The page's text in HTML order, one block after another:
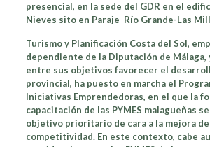
presencial, en la sede del GDR en el
Nieves sito en Paraje Río Grande-Las
Turismo y Planifi­cación Costa del Sol,
dependiente de la Diputación de Málaga,
entre sus objetivos favorecer el
provincial, ha puesto en marcha el
Iniciativas Emprendedoras, en el que la
capacitación de las PYMES malagueñas
objetivo prioritario de cara a la mejora de
competitividad. En este contexto, cabe